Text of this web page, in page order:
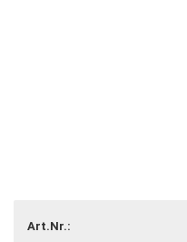
Art.Nr.: